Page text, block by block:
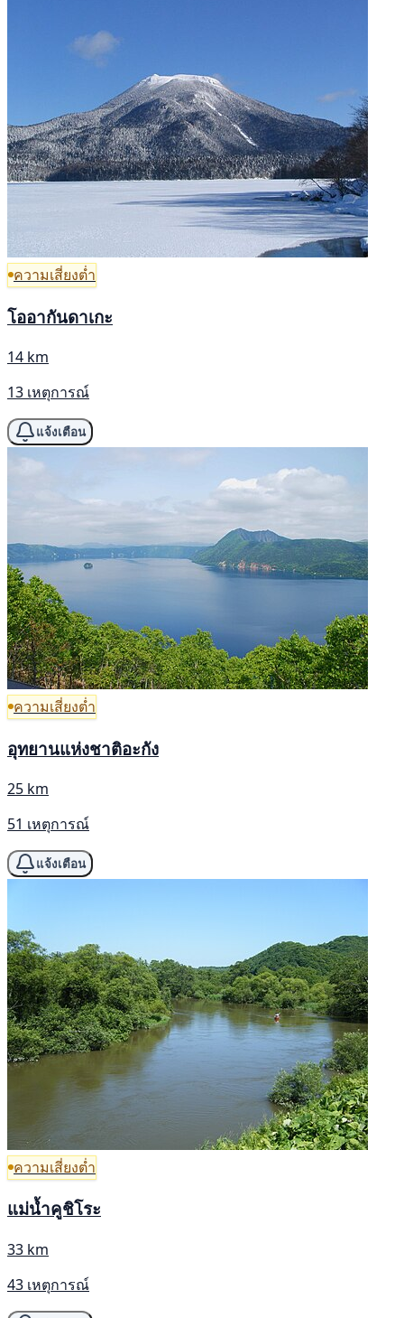
ความเสี่ยงต่ำ
โออากันดาเกะ
14 km
13 เหตุการณ์
แจ้งเตือน
ความเสี่ยงต่ำ
อุทยานแห่งชาติอะกัง
25 km
51 เหตุการณ์
แจ้งเตือน
ความเสี่ยงต่ำ
แม่น้ำคูชิโระ
33 km
43 เหตุการณ์